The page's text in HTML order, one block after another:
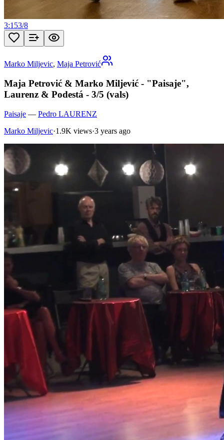
3:153/8
Marko Miljevic, Maja Petrović
Maja Petrović & Marko Miljević - "Paisaje",
Laurenz & Podestá - 3/5 (vals)
Paisaje — Pedro LAURENZ
Marko Miljevic·1.9K views·3 years ago